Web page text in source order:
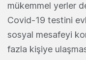
mükemmel yerler
Covid-19 testini
sosyal mesafeyi
fazla kişiye